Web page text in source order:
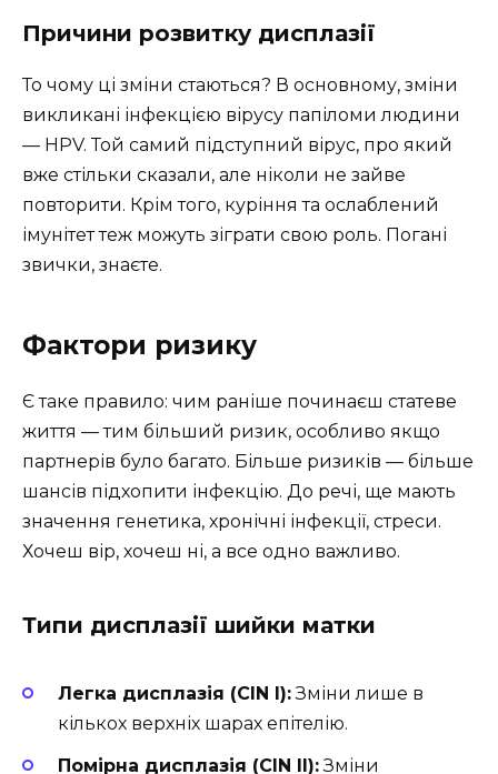
Причини розвитку дисплазії
То чому ці зміни стаються? В основному, зміни
викликані інфекцією вірусу папіломи людини
— HPV. Той самий підступний вірус, про який
вже стільки сказали, але ніколи не зайве
повторити. Крім того, куріння та ослаблений
імунітет теж можуть зіграти свою роль. Погані
звички, знаєте.
Фактори ризику
Є таке правило: чим раніше починаєш статеве
життя — тим більший ризик, особливо якщо
партнерів було багато. Більше ризиків — більше
шансів підхопити інфекцію. До речі, ще мають
значення генетика, хронічні інфекції, стреси.
Хочеш вір, хочеш ні, а все одно важливо.
Типи дисплазії шийки матки
Легка дисплазія (CIN I):Зміни лише в
кількох верхніх шарах епітелію.
Помірна дисплазія (CIN II):Зміни